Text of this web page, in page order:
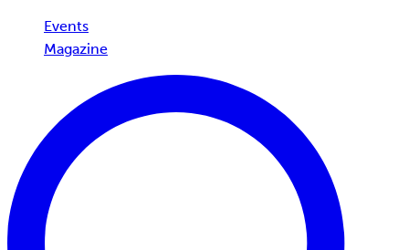
Events
Magazine